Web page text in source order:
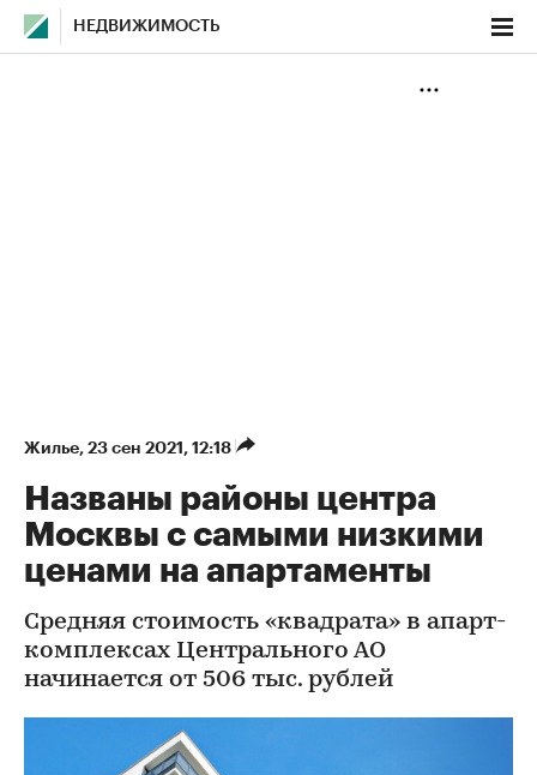
НЕДВИЖИМОСТЬ
Жилье⁠, 23 сен 2021, 12:18
Названы районы центра
Москвы с самыми низкими
ценами на апартаменты
Средняя стоимость «квадрата» в апарт-
комплексах Центрального АО
начинается от 506 тыс. рублей